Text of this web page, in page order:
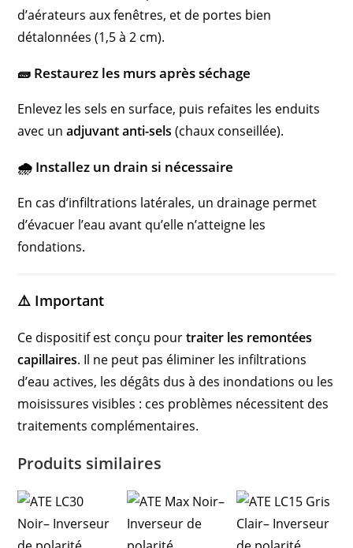
d’aérateurs aux fenêtres, et de portes bien
détalonnées (1,5 à 2 cm).
🧱 Restaurez les murs après séchage
Enlevez les sels en surface, puis refaites les enduits
avec unadjuvant anti-sels (chaux conseillée).
🌧 Installez un drain si nécessaire
En cas d’infiltrations latérales, un drainage permet
d’évacuer l’eau avant qu’elle n’atteigne les
fondations.
⚠️ Important
Ce dispositif est conçu pourtraiter les remontées
capillaires. Il ne peut pas éliminer les infiltrations
d’eau actives, les dégâts dus à des inondations ou les
moisissures visibles : ces problèmes nécessitent des
traitements complémentaires.
Produits similaires